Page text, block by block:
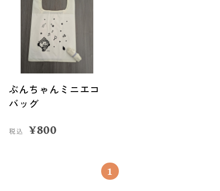
ぶんちゃんミニエコ
バッグ
税込 ¥800
1